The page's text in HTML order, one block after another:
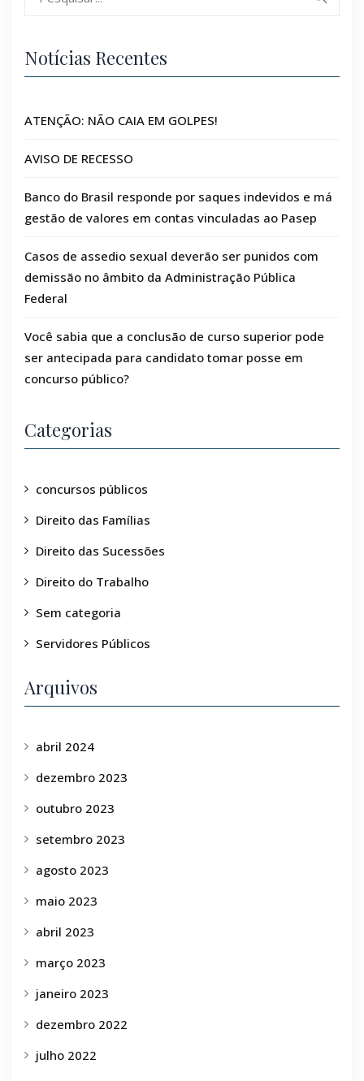
Notícias Recentes
ATENÇÃO: NÃO CAIA EM GOLPES!
AVISO DE RECESSO
Banco do Brasil responde por saques indevidos e má
gestão de valores em contas vinculadas ao Pasep
Casos de assedio sexual deverão ser punidos com
demissão no âmbito da Administração Pública
Federal
Você sabia que a conclusão de curso superior pode
ser antecipada para candidato tomar posse em
concurso público?
Categorias
concursos públicos
Direito das Famílias
Direito das Sucessões
Direito do Trabalho
Sem categoria
Servidores Públicos
Arquivos
abril 2024
dezembro 2023
outubro 2023
setembro 2023
agosto 2023
maio 2023
abril 2023
março 2023
janeiro 2023
dezembro 2022
julho 2022